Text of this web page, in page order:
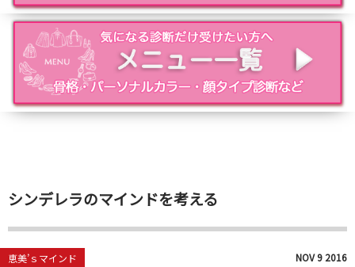
シンデレラのマインドを考える
恵美’ｓマインド NOV9 2016